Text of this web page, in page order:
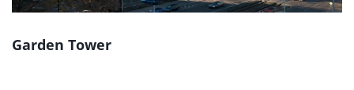
Garden Tower